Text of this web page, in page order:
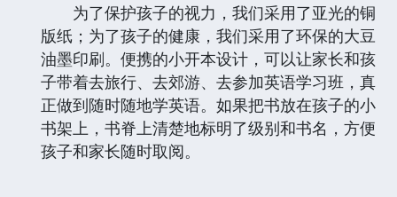
为了保护孩子的视力，我们采用了亚光的铜
版纸；为了孩子的健康，我们采用了环保的大豆
油墨印刷。便携的小开本设计，可以让家长和孩
子带着去旅行、去郊游、去参加英语学习班，真
正做到随时随地学英语。如果把书放在孩子的小
书架上，书脊上清楚地标明了级别和书名，方便
孩子和家长随时取阅。